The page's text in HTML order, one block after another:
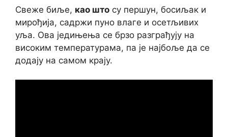
Свеже биље, као што су першун, босиљак и
мирођија, садржи пуно влаге и осетљивих
уља. Ова једињења се брзо разграђују на
високим температурама, па је најбоље да се
додају на самом крају.